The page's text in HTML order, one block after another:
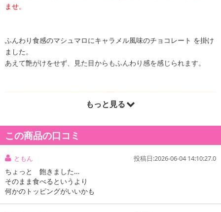
ませ。
ふんわり食感のマシュマロにキャラメル風味のチョコレート を掛け
ました。
あえて艶がけをせず、見た目からもふんわり感を感じられます。
もっと見る
この商品の口コミ
ともん 投稿日:2026-06-04 14:10:27.0
ちょっと 飽きました…
そのまま食べるというより
何かのトッピングがいいかも